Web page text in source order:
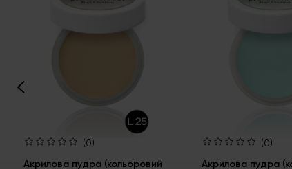
(0)
Акрилова пудра (кольоровий
(0)
Акрилова пудра